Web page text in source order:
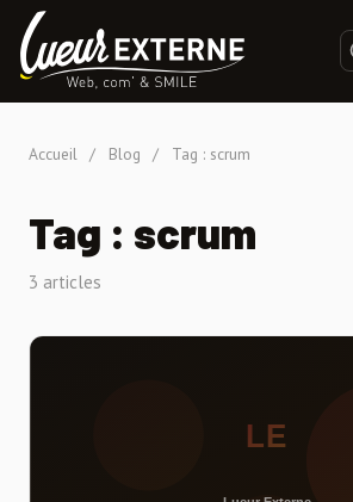
Accueil / Blog / Tag : scrum
Tag : scrum
3 articles